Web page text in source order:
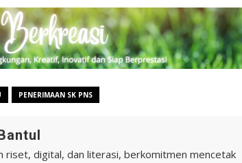
PENERIMAAN SK PNS
riset, digital, dan literasi, berkomitmen mencetak